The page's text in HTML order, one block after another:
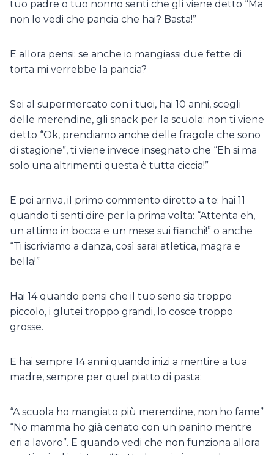
tuo padre o tuo nonno senti che gli viene detto “Ma
non lo vedi che pancia che hai? Basta!”
E allora pensi: se anche io mangiassi due fette di
torta mi verrebbe la pancia?
Sei al supermercato con i tuoi, hai 10 anni, scegli
delle merendine, gli snack per la scuola: non ti viene
detto “Ok, prendiamo anche delle fragole che sono
di stagione”, ti viene invece insegnato che “Eh si ma
solo una altrimenti questa è tutta ciccia!”
E poi arriva, il primo commento diretto a te: hai 11
quando ti senti dire per la prima volta: “Attenta eh,
un attimo in bocca e un mese sui fianchi!” o anche
“Ti iscriviamo a danza, così sarai atletica, magra e
bella!”
Hai 14 quando pensi che il tuo seno sia troppo
piccolo, i glutei troppo grandi, lo cosce troppo
grosse.
E hai sempre 14 anni quando inizi a mentire a tua
madre, sempre per quel piatto di pasta:
“A scuola ho mangiato più merendine, non ho fame”
“No mamma ho già cenato con un panino mentre
eri a lavoro”. E quando vedi che non funziona allora